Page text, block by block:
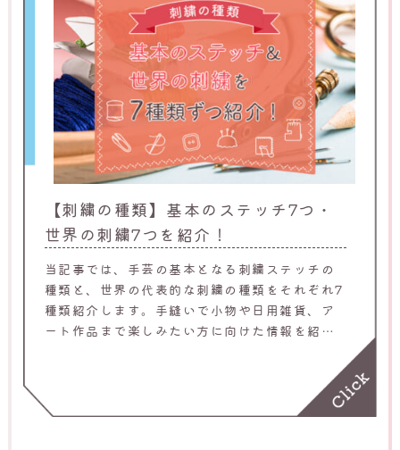
【刺繍の種類】基本のステッチ7つ・
世界の刺繍7つを紹介！
当記事では、手芸の基本となる刺繍ステッチの
種類と、世界の代表的な刺繍の種類をそれぞれ7
種類紹介します。手縫いで小物や日用雑貨、ア
ート作品まで楽しみたい方に向けた情報を紹介